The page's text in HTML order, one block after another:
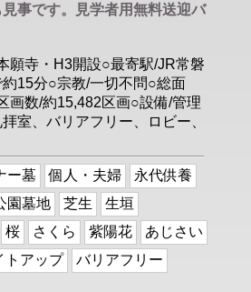
事です。見学者用無料送迎バ
願寺・H3開設○最寄駅/JR常磐
15分○宗教/一切不問○総面
画数/約15,482区画○設備/管理
室、バリアフリー、ロビー、
ー墓 個人・夫婦
永代供養
園墓地 芝生
生垣
桜 さくら 紫陽花
あじさい
トアップ
バリアフリー